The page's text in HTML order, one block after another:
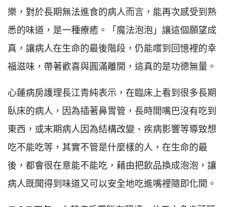
樂，對於長期無法進食的病人而言，能再次感受到熟
悉的味道，是一種療癒。「魔法泡泡」讓這個願望成
真，讓病人在生命的最後階段，仍能嚐到回憶裡的幸
福滋味，帶著歡喜與圓滿離開，這真的是功德無量。
心蓮病房護理長江青純表示，在臨床上看到很多長期
臥床的病人，因為插著鼻胃管，長時間嘴巴沒有吃到
東西，或末期病人因為結構改變、疾病影響等導致想
吃不能吃等，其實不管是什麼樣的人，在生命的最
後，都會很在意能不能吃，藉由把飲品換成泡泡，讓
病人既聞得到味道又可以安全地吃進嘴裡隨即化開。